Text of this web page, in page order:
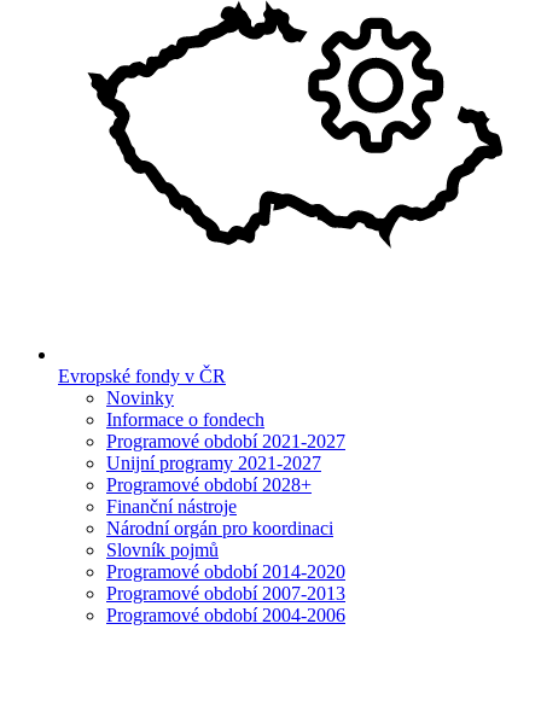
Evropské fondy v ČR
Novinky
Informace o fondech
Programové období 2021-2027
Unijní programy 2021-2027
Programové období 2028+
Finanční nástroje
Národní orgán pro koordinaci
Slovník pojmů
Programové období 2014-2020
Programové období 2007-2013
Programové období 2004-2006